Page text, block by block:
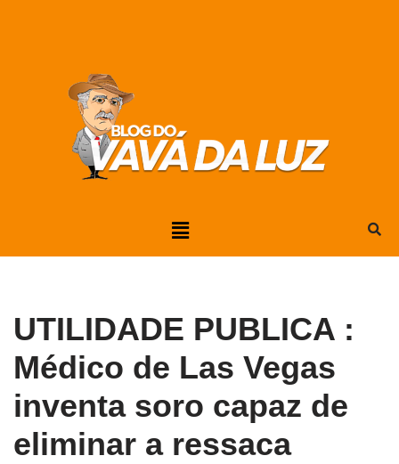
UTILIDADE PUBLICA :
Médico de Las Vegas
inventa soro capaz de
eliminar a ressaca